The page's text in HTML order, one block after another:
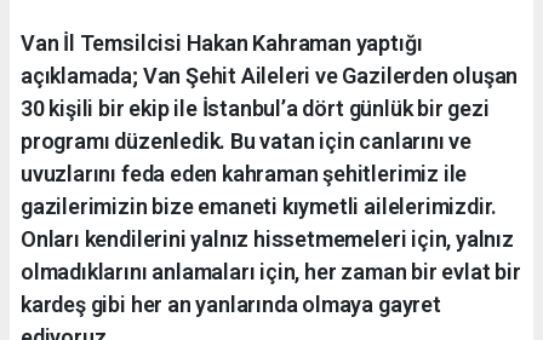
Van İl Temsilcisi Hakan Kahraman yaptığı
açıklamada; Van Şehit Aileleri ve Gazilerden oluşan
30 kişili bir ekip ile İstanbul’a dört günlük bir gezi
programı düzenledik. Bu vatan için canlarını ve
uvuzlarını feda eden kahraman şehitlerimiz ile
gazilerimizin bize emaneti kıymetli ailelerimizdir.
Onları kendilerini yalnız hissetmemeleri için, yalnız
olmadıklarını anlamaları için, her zaman bir evlat bir
kardeş gibi her an yanlarında olmaya gayret